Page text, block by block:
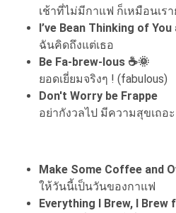
เช้าที่ไม่มีกาแฟ ก็เหมือนเร
I’ve Bean Thinking of
ฉันคิดถึงแต่เธอ
Be Fa-brew-lous ☕🌞
ยอดเยี่ยมจริงๆ ! (fabulous)
Don't Worry be Frappe
อย่ากังวลไป มีความสุขเถอะ
Make Some Coffee and
ให้วันนี้เป็นวันของกาแฟ
Everything I Brew, I Brew